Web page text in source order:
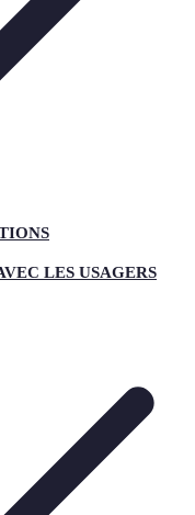
LES USAGERS